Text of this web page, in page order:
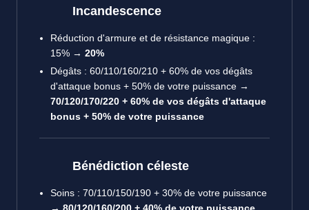
Incandescence
Réduction d'armure et de résistance magique :
15% → 20%
Dégâts : 60/110/160/210 + 60% de vos dégâts
d'attaque bonus + 50% de votre puissance →
70/120/170/220 + 60% de vos dégâts d'attaque
bonus + 50% de votre puissance
Bénédiction céleste
Soins : 70/110/150/190 + 30% de votre puissance